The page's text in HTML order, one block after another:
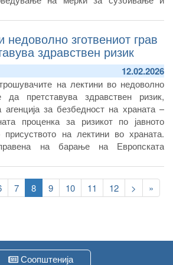
зготвениот грав
здравствен ризик
12.02.2026
на лектини во недоволно
да претставува здравствен ризик,
агенција за безбедност на храната –
проценка за ризикот по јавното
присуството на лектини во храната.
на барање на Европската
со консумирање сирови или
мешункасти плодови од страна на
дел од оние кои користат диети
Page
7
Current
page
8 Page
9 Page
10 Page
11 Page
12
Следна
страна
>
Last
page
»
Соопштенија